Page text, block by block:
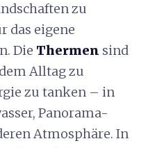
zu
das eigene
Die Thermen sind
Alltag zu
zu tanken – in
Panorama-
Atmosphäre. In